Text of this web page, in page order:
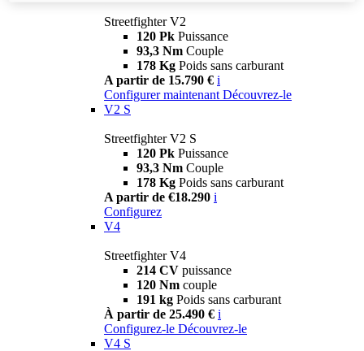
Streetfighter V2
120 Pk Puissance
93,3 Nm Couple
178 Kg Poids sans carburant
A partir de 15.790 € i
Configurer maintenant Découvrez-le
V2 S
Streetfighter V2 S
120 Pk Puissance
93,3 Nm Couple
178 Kg Poids sans carburant
A partir de €18.290 i
Configurez
V4
Streetfighter V4
214 CV puissance
120 Nm couple
191 kg Poids sans carburant
À partir de 25.490 € i
Configurez-le Découvrez-le
V4 S